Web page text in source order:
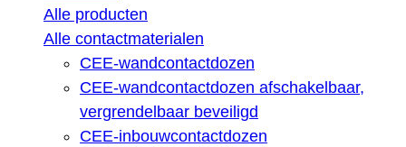
Alle producten
Alle contactmaterialen
CEE-wandcontactdozen
CEE-wandcontactdozen afschakelbaar,
vergrendelbaar beveiligd
CEE-inbouwcontactdozen